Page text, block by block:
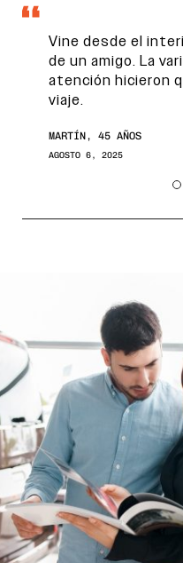
Vine desde el
de un amigo. La
atención hicieron
viaje.
MARTÍN, 45 AÑOS
AGOSTO 6, 2025